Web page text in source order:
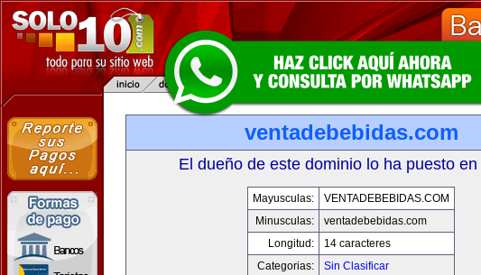
ventadebebidas.com
El dueño de este dominio lo ha puesto en
Mayusculas:
VENTADEBEBIDAS.COM
Minusculas:
ventadebebidas.com
Longitud:
14 caracteres
Categorias:
Sin Clasificar